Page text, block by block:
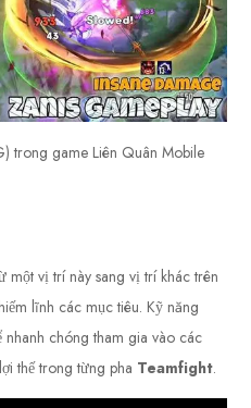
trong game Liên Quân Mobile
một vị trí này sang vị trí khác trên
lĩnh các mục tiêu. Kỹ năng
chóng tham gia vào các
thế trong từng pha Teamfight.